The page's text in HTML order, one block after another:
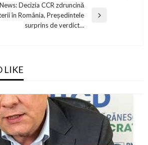
Decizia CCR zdruncină
în România, Președintele
surprins de verdict…
LIKE